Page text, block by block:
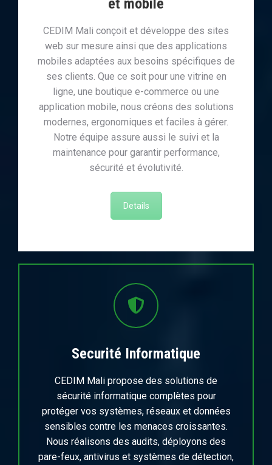
et mobile
CEDIM Mali conçoit et développe des sites
web sur mesure ainsi que des applications
mobiles adaptées aux besoins spécifiques de
ses clients. Que ce soit pour une vitrine en
ligne, une boutique e-commerce ou une
application mobile, nous créons des solutions
modernes, ergonomiques et faciles à gérer.
Notre équipe assure aussi le suivi et la
maintenance pour garantir performance,
sécurité et évolutivité.
Details
Securité Informatique
CEDIM Mali propose des solutions de
sécurité informatique complètes pour
protéger vos systèmes, réseaux et données
sensibles contre les menaces croissantes.
Nous réalisons des audits, déployons des
pare-feux, antivirus et systèmes de détection,